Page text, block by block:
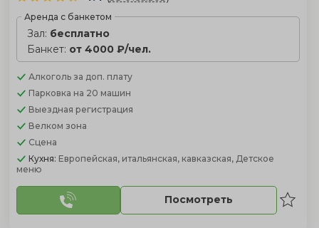
Аренда с банкетом
Зал: бесплатно
Банкет: от 4000 ₽/чел.
Алкоголь за доп. плату
Парковка на 20 машин
Выездная регистрация
Велком зона
Сцена
Кухня: Европейская, итальянская, кавказская, Детское
меню
Посмотреть